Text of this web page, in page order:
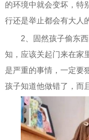
的环境中就会变坏，特
行还是举止都会有大人
2、固然孩子偷东
知，应该关起门来在家
是严重的事情，一定要
孩子知道他做错了，而